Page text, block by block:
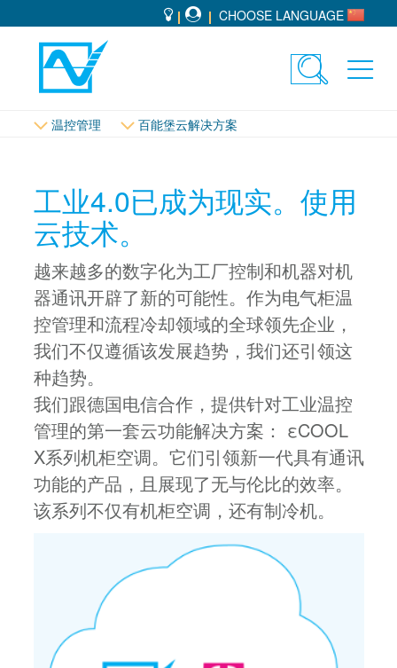
CHOOSE LANGUAGE
Toggle
温控管理 百能堡云解决方案
工业4.0已成为现实。使用
云技术。
越来越多的数字化为工厂控制和机器对机
器通讯开辟了新的可能性。作为电气柜温
控管理和流程冷却领域的全球领先企业，
我们不仅遵循该发展趋势，我们还引领这
种趋势。
我们跟德国电信合作，提供针对工业温控
管理的第一套云功能解决方案： εCOOL
X系列机柜空调。它们引领新一代具有通讯
功能的产品，且展现了无与伦比的效率。
该系列不仅有机柜空调，还有制冷机。